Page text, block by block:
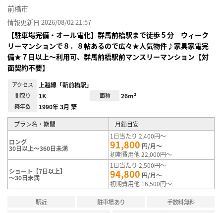
前橋市
情報更新日 2026/08/02 21:57
【駐車場完備・オール電化】群馬前橋駅まで徒歩５分 ウィーク
リーマンションで８．８帖あるので広々★人気物件♪家具家電完
備★７日以上～利用可、群馬前橋駅前マンスリーマンション【対
面契約不要】
アクセス 上越線「新前橋駅」
間取り 1K 面積 26m²
築年数 1990年 3月 築
プラン名・期間 月額目安
ロング
30日以上～360日未満
1日当たり 2,400円～
91,800 円/月～
初期費用他 22,000円～
ショート【7日以上】
～30日未満
1日当たり 2,500円～
94,800 円/月～
初期費用他 16,500円～
駅近 駐車場あり
手数料無料